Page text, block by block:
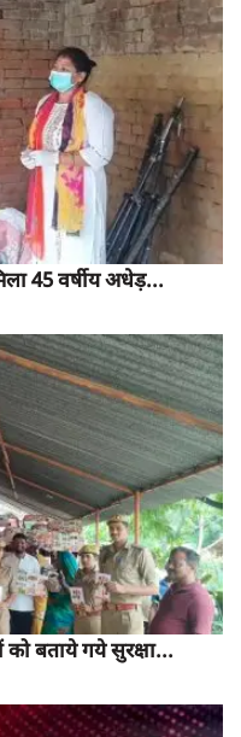
45 वर्षीय अधेड़...
बताये गये सुरक्षा...